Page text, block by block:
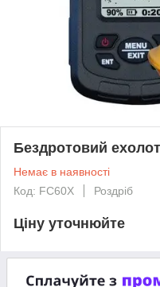
Бездротовий
Немає в наявності
Код: FC60X
Роздріб
Ціну уточнюйте